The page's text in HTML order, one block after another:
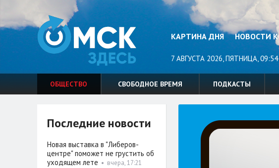
КАРТИНА ДНЯ НОВОСТИ
7 АВГУСТА 2026, ПЯТНИЦА, 09:54
ОБЩЕСТВО СВОБОДНОЕ ВРЕМЯ ПОДКАСТЫ
Последние новости
Новая выставка в "Либеров-
центре" поможет не грустить об
уходящем лете • вчера, 17:21